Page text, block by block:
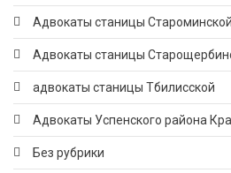
Адвокаты станицы Староминской
Адвокаты станицы
адвокаты станицы Тбилисской
Адвокаты Успенского района
Без рубрики